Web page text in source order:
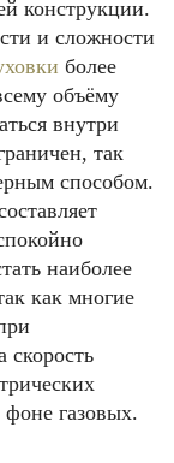
конструкции.
и сложности
более
объёму
внутри
так
способом.
наиболее
как многие
скорость
газовых.